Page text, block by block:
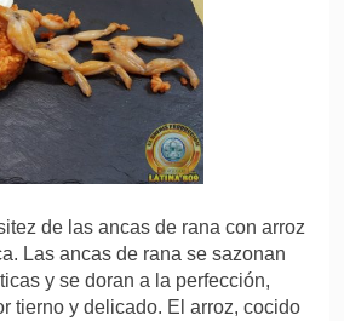
de las ancas de rana con arroz
Las ancas de rana se sazonan
y se doran a la perfección,
tierno y delicado. El arroz, cocido